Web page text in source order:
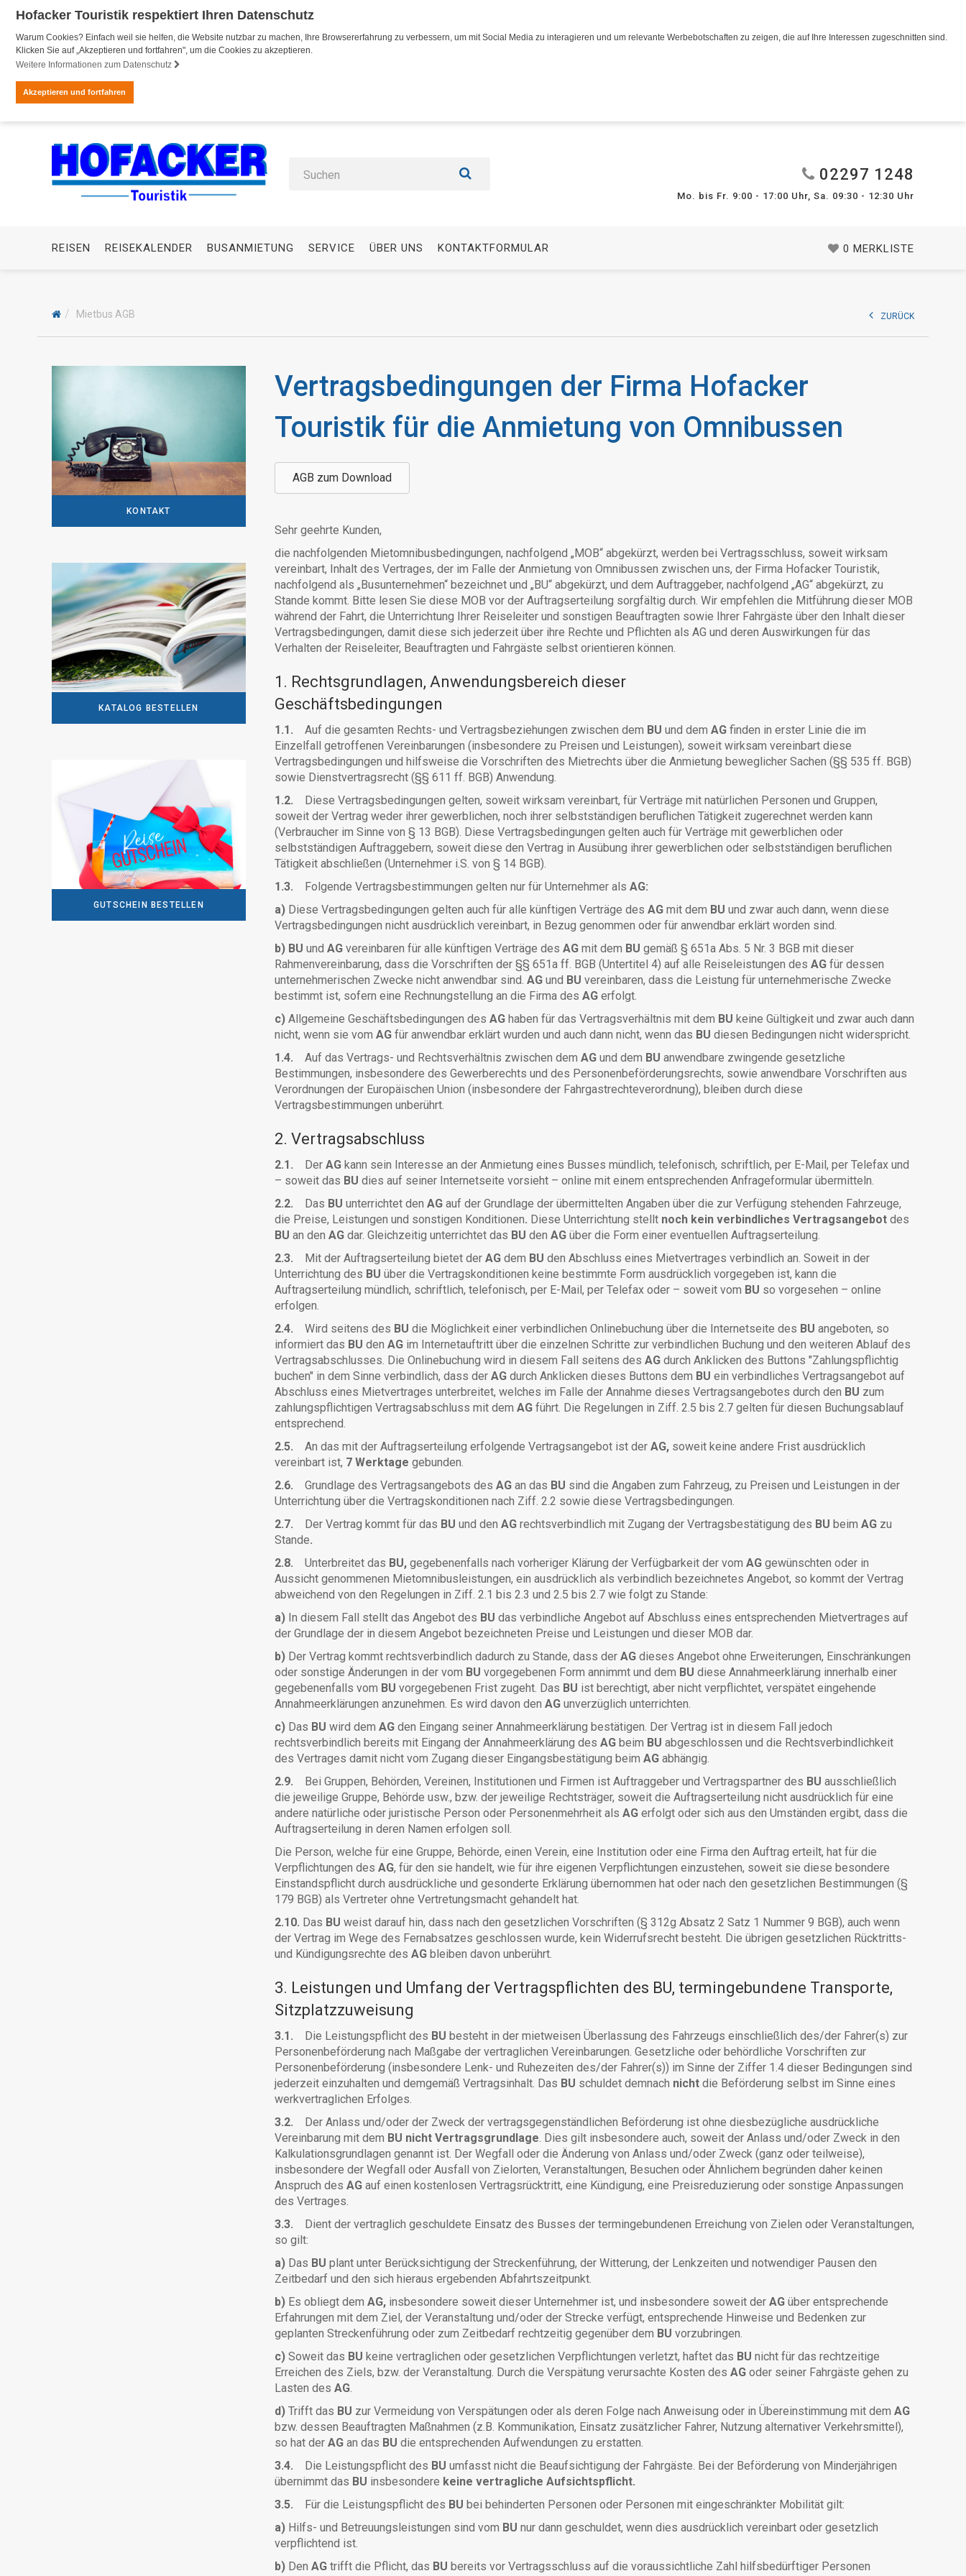
Hofacker Touristik respektiert Ihren Datenschutz
Warum Cookies? Einfach weil sie helfen, die Website nutzbar zu machen, Ihre Browsererfahrung zu verbessern, um mit Social Media zu interagieren und um relevante Werbebotschaften zu zeigen, die auf Ihre Interessen zugeschnitten sind.
Klicken Sie auf „Akzeptieren und fortfahren", um die Cookies zu akzeptieren.
Weitere Informationen zum Datenschutz
Akzeptieren und fortfahren
0 MERKLISTE
02297 1248
Mo. bis Fr. 9:00 - 17:00 Uhr, Sa. 09:30 - 12:30 Uhr
REISEN REISEKALENDER BUSANMIETUNG SERVICE ÜBER UNS KONTAKTFORMULAR
Mietbus AGB ZURÜCK
KONTAKT
KATALOG BESTELLEN
GUTSCHEIN BESTELLEN
Vertragsbedingungen der Firma Hofacker
Touristik für die Anmietung von Omnibussen
AGB zum Download
Sehr geehrte Kunden,
die nachfolgenden Mietomnibusbedingungen, nachfolgend „MOB“ abgekürzt, werden bei Vertragsschluss, soweit wirksam
vereinbart, Inhalt des Vertrages, der im Falle der Anmietung von Omnibussen zwischen uns, der Firma Hofacker Touristik,
nachfolgend als „Busunternehmen“ bezeichnet und „BU“ abgekürzt, und dem Auftraggeber, nachfolgend „AG“ abgekürzt, zu
Stande kommt. Bitte lesen Sie diese MOB vor der Auftragserteilung sorgfältig durch. Wir empfehlen die Mitführung dieser MOB
während der Fahrt, die Unterrichtung Ihrer Reiseleiter und sonstigen Beauftragten sowie Ihrer Fahrgäste über den Inhalt dieser
Vertragsbedingungen, damit diese sich jederzeit über ihre Rechte und Pflichten als AG und deren Auswirkungen für das
Verhalten der Reiseleiter, Beauftragten und Fahrgäste selbst orientieren können.
1. Rechtsgrundlagen, Anwendungsbereich dieser
Geschäftsbedingungen
1.1. Auf die gesamten Rechts- und Vertragsbeziehungen zwischen dem BU und dem AG finden in erster Linie die im
Einzelfall getroffenen Vereinbarungen (insbesondere zu Preisen und Leistungen), soweit wirksam vereinbart diese
Vertragsbedingungen und hilfsweise die Vorschriften des Mietrechts über die Anmietung beweglicher Sachen (§§ 535 ff. BGB)
sowie Dienstvertragsrecht (§§ 611 ff. BGB) Anwendung.
1.2.
Diese Vertragsbedingungen gelten, soweit wirksam vereinbart, für Verträge mit natürlichen Personen und Gruppen,
soweit der Vertrag weder ihrer gewerblichen, noch ihrer selbstständigen beruflichen Tätigkeit zugerechnet werden kann
(Verbraucher im Sinne von § 13 BGB). Diese Vertragsbedingungen gelten auch für Verträge mit gewerblichen oder
selbstständigen Auftraggebern, soweit diese den Vertrag in Ausübung ihrer gewerblichen oder selbstständigen beruflichen
Tätigkeit abschließen (Unternehmer i.S. von § 14 BGB).
1.3.
Folgende Vertragsbestimmungen gelten nur für Unternehmer als AG:
a) Diese Vertragsbedingungen gelten auch für alle künftigen Verträge des AG mit dem BU und zwar auch dann, wenn diese
Vertragsbedingungen nicht ausdrücklich vereinbart, in Bezug genommen oder für anwendbar erklärt worden sind.
b) BU und AG vereinbaren für alle künftigen Verträge des AG mit dem BU gemäß § 651a Abs. 5 Nr. 3 BGB mit dieser
Rahmenvereinbarung, dass die Vorschriften der §§ 651a ff. BGB (Untertitel 4) auf alle Reiseleistungen des AG für dessen
unternehmerischen Zwecke nicht anwendbar sind. AG und BU vereinbaren, dass die Leistung für unternehmerische Zwecke
bestimmt ist, sofern eine Rechnungstellung an die Firma des AG erfolgt.
c) Allgemeine Geschäftsbedingungen des AG haben für das Vertragsverhältnis mit dem BU keine Gültigkeit und zwar auch dann
nicht, wenn sie vom AG für anwendbar erklärt wurden und auch dann nicht, wenn das BU diesen Bedingungen nicht widerspricht.
1.4.
Auf das Vertrags- und Rechtsverhältnis zwischen dem AG und dem BU anwendbare zwingende gesetzliche
Bestimmungen, insbesondere des Gewerberechts und des Personenbeförderungsrechts, sowie anwendbare Vorschriften aus
Verordnungen der Europäischen Union (insbesondere der Fahrgastrechteverordnung), bleiben durch diese
Vertragsbestimmungen unberührt.
2. Vertragsabschluss
2.1. Der AG kann sein Interesse an der Anmietung eines Busses mündlich, telefonisch, schriftlich, per E-Mail, per Telefax und
– soweit das BU dies auf seiner Internetseite vorsieht – online mit einem entsprechenden Anfrageformular übermitteln.
2.2.
Das BU unterrichtet den AG auf der Grundlage der übermittelten Angaben über die zur Verfügung stehenden Fahrzeuge,
die Preise, Leistungen und sonstigen Konditionen. Diese Unterrichtung stellt noch kein verbindliches Vertragsangebot des
BU an den AG dar. Gleichzeitig unterrichtet das BU den AG über die Form einer eventuellen Auftragserteilung.
2.3.
Mit der Auftragserteilung bietet der AG dem BU den Abschluss eines Mietvertrages verbindlich an. Soweit in der
Unterrichtung des BU über die Vertragskonditionen keine bestimmte Form ausdrücklich vorgegeben ist, kann die
Auftragserteilung mündlich, schriftlich, telefonisch, per E-Mail, per Telefax oder – soweit vom BU so vorgesehen – online
erfolgen.
2.4.
Wird seitens des BU die Möglichkeit einer verbindlichen Onlinebuchung über die Internetseite des BU angeboten, so
informiert das BU den AG im Internetauftritt über die einzelnen Schritte zur verbindlichen Buchung und den weiteren Ablauf des
Vertragsabschlusses. Die Onlinebuchung wird in diesem Fall seitens des AG durch Anklicken des Buttons "Zahlungspflichtig
buchen" in dem Sinne verbindlich, dass der AG durch Anklicken dieses Buttons dem BU ein verbindliches Vertragsangebot auf
Abschluss eines Mietvertrages unterbreitet, welches im Falle der Annahme dieses Vertragsangebotes durch den BU zum
zahlungspflichtigen Vertragsabschluss mit dem AG führt. Die Regelungen in Ziff. 2.5 bis 2.7 gelten für diesen Buchungsablauf
entsprechend.
2.5.
An das mit der Auftragserteilung erfolgende Vertragsangebot ist der AG, soweit keine andere Frist ausdrücklich
vereinbart ist, 7 Werktage gebunden.
2.6.
Grundlage des Vertragsangebots des AG an das BU sind die Angaben zum Fahrzeug, zu Preisen und Leistungen in der
Unterrichtung über die Vertragskonditionen nach Ziff. 2.2 sowie diese Vertragsbedingungen.
2.7.
Der Vertrag kommt für das BU und den AG rechtsverbindlich mit Zugang der Vertragsbestätigung des BU beim AG zu
Stande.
2.8.
Unterbreitet das BU, gegebenenfalls nach vorheriger Klärung der Verfügbarkeit der vom AG gewünschten oder in
Aussicht genommenen Mietomnibusleistungen, ein ausdrücklich als verbindlich bezeichnetes Angebot, so kommt der Vertrag
abweichend von den Regelungen in Ziff. 2.1 bis 2.3 und 2.5 bis 2.7 wie folgt zu Stande:
a) In diesem Fall stellt das Angebot des BU das verbindliche Angebot auf Abschluss eines entsprechenden Mietvertrages auf
der Grundlage der in diesem Angebot bezeichneten Preise und Leistungen und dieser MOB dar.
b) Der Vertrag kommt rechtsverbindlich dadurch zu Stande, dass der AG dieses Angebot ohne Erweiterungen, Einschränkungen
oder sonstige Änderungen in der vom BU vorgegebenen Form annimmt und dem BU diese Annahmeerklärung innerhalb einer
gegebenenfalls vom BU vorgegebenen Frist zugeht. Das BU ist berechtigt, aber nicht verpflichtet, verspätet eingehende
Annahmeerklärungen anzunehmen. Es wird davon den AG unverzüglich unterrichten.
c) Das BU wird dem AG den Eingang seiner Annahmeerklärung bestätigen. Der Vertrag ist in diesem Fall jedoch
rechtsverbindlich bereits mit Eingang der Annahmeerklärung des AG beim BU abgeschlossen und die Rechtsverbindlichkeit
des Vertrages damit nicht vom Zugang dieser Eingangsbestätigung beim AG abhängig.
2.9.
Bei Gruppen, Behörden, Vereinen, Institutionen und Firmen ist Auftraggeber und Vertragspartner des BU ausschließlich
die jeweilige Gruppe, Behörde usw., bzw. der jeweilige Rechtsträger, soweit die Auftragserteilung nicht ausdrücklich für eine
andere natürliche oder juristische Person oder Personenmehrheit als AG erfolgt oder sich aus den Umständen ergibt, dass die
Auftragserteilung in deren Namen erfolgen soll.
Die Person, welche für eine Gruppe, Behörde, einen Verein, eine Institution oder eine Firma den Auftrag erteilt, hat für die
Verpflichtungen des AG, für den sie handelt, wie für ihre eigenen Verpflichtungen einzustehen, soweit sie diese besondere
Einstandspflicht durch ausdrückliche und gesonderte Erklärung übernommen hat oder nach den gesetzlichen Bestimmungen (§
179 BGB) als Vertreter ohne Vertretungsmacht gehandelt hat.
2.10. Das BU weist darauf hin, dass nach den gesetzlichen Vorschriften (§ 312g Absatz 2 Satz 1 Nummer 9 BGB), auch wenn
der Vertrag im Wege des Fernabsatzes geschlossen wurde, kein Widerrufsrecht besteht. Die übrigen gesetzlichen Rücktritts-
und Kündigungsrechte des AG bleiben davon unberührt.
3. Leistungen und Umfang der Vertragspflichten des BU, termingebundene Transporte,
Sitzplatzzuweisung
3.1. Die Leistungspflicht des BU besteht in der mietweisen Überlassung des Fahrzeugs einschließlich des/der Fahrer(s) zur
Personenbeförderung nach Maßgabe der vertraglichen Vereinbarungen. Gesetzliche oder behördliche Vorschriften zur
Personenbeförderung (insbesondere Lenk- und Ruhezeiten des/der Fahrer(s)) im Sinne der Ziffer 1.4 dieser Bedingungen sind
jederzeit einzuhalten und demgemäß Vertragsinhalt. Das BU schuldet demnach nicht die Beförderung selbst im Sinne eines
werkvertraglichen Erfolges.
3.2.
Der Anlass und/oder der Zweck der vertragsgegenständlichen Beförderung ist ohne diesbezügliche ausdrückliche
Vereinbarung mit dem BU nicht Vertragsgrundlage. Dies gilt insbesondere auch, soweit der Anlass und/oder Zweck in den
Kalkulationsgrundlagen genannt ist. Der Wegfall oder die Änderung von Anlass und/oder Zweck (ganz oder teilweise),
insbesondere der Wegfall oder Ausfall von Zielorten, Veranstaltungen, Besuchen oder Ähnlichem begründen daher keinen
Anspruch des AG auf einen kostenlosen Vertragsrücktritt, eine Kündigung, eine Preisreduzierung oder sonstige Anpassungen
des Vertrages.
3.3.
Dient der vertraglich geschuldete Einsatz des Busses der termingebundenen Erreichung von Zielen oder Veranstaltungen,
so gilt:
a) Das BU plant unter Berücksichtigung der Streckenführung, der Witterung, der Lenkzeiten und notwendiger Pausen den
Zeitbedarf und den sich hieraus ergebenden Abfahrtszeitpunkt.
b) Es obliegt dem AG, insbesondere soweit dieser Unternehmer ist, und insbesondere soweit der AG über entsprechende
Erfahrungen mit dem Ziel, der Veranstaltung und/oder der Strecke verfügt, entsprechende Hinweise und Bedenken zur
geplanten Streckenführung oder zum Zeitbedarf rechtzeitig gegenüber dem BU vorzubringen.
c) Soweit das BU keine vertraglichen oder gesetzlichen Verpflichtungen verletzt, haftet das BU nicht für das rechtzeitige
Erreichen des Ziels, bzw. der Veranstaltung. Durch die Verspätung verursachte Kosten des AG oder seiner Fahrgäste gehen zu
Lasten des AG.
d) Trifft das BU zur Vermeidung von Verspätungen oder als deren Folge nach Anweisung oder in Übereinstimmung mit dem AG
bzw. dessen Beauftragten Maßnahmen (z.B. Kommunikation, Einsatz zusätzlicher Fahrer, Nutzung alternativer Verkehrsmittel),
so hat der AG an das BU die entsprechenden Aufwendungen zu erstatten.
3.4.
Die Leistungspflicht des BU umfasst nicht die Beaufsichtigung der Fahrgäste. Bei der Beförderung von Minderjährigen
übernimmt das BU insbesondere keine vertragliche Aufsichtspflicht.
3.5.
Für die Leistungspflicht des BU bei behinderten Personen oder Personen mit eingeschränkter Mobilität gilt:
a) Hilfs- und Betreuungsleistungen sind vom BU nur dann geschuldet, wenn dies ausdrücklich vereinbart oder gesetzlich
verpflichtend ist.
b) Den AG trifft die Pflicht, das BU bereits vor Vertragsschluss auf die voraussichtliche Zahl hilfsbedürftiger Personen